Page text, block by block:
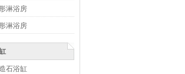
淋浴房
淋浴房
石浴缸